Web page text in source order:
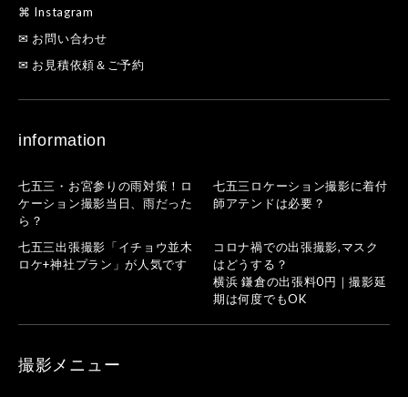
⌘ Instagram
✉ お問い合わせ
✉ お見積依頼＆ご予約
information
七五三・お宮参りの雨対策！ロ
ケーション撮影当日、雨だった
ら？
七五三ロケーション撮影に着付
師アテンドは必要？
七五三出張撮影「イチョウ並木
ロケ+神社プラン」が人気です
コロナ禍での出張撮影,マスク
はどうする？
横浜 鎌倉の出張料0円｜撮影延
期は何度でもOK
撮影メニュー